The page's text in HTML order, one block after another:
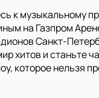
к музыкальному
на Газпром
Санкт-
хитов и станьте
которое нельзя